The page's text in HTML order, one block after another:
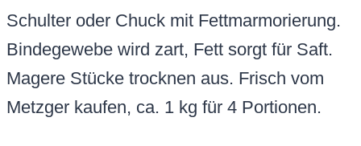
Schulter oder Chuck mit Fettmarmorierung.
Bindegewebe wird zart, Fett sorgt für Saft.
Magere Stücke trocknen aus. Frisch vom
Metzger kaufen, ca. 1 kg für 4 Portionen.